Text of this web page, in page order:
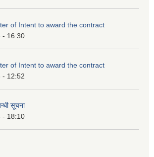
of Intent to award the contract
- 16:30
of Intent to award the contract
- 12:52
सूचना
- 18:10